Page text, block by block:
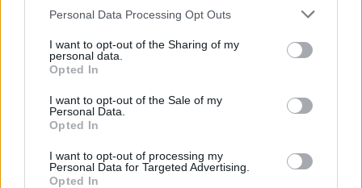
Please note that this website/app uses one or more Google
not limited to your visit or usage behaviour. You may click to
grant or deny consent to Google and its third-party tags to
use your data for below specified purposes in below Google
consent section.
Personal Data Processing Opt Outs
I want to opt-out of the Sharing of my
personal data.
Opted In
I want to opt-out of the Sale of my
Personal Data.
Opted In
I want to opt-out of processing my
Personal Data for Targeted Advertising.
Opted In
Continua a leggere
NEWS